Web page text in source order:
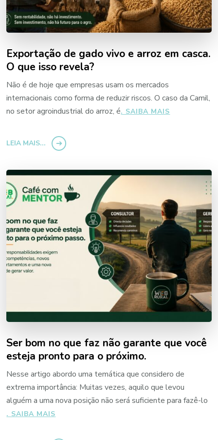
Exportação de gado vivo e arroz em casca.
O que isso revela?
Não é de hoje que empresas usam os mercados
internacionais como forma de reduzir riscos. O caso da Camil,
no setor agroindustrial do arroz, é. SAIBA MAIS
EM
O
QUE
ISSO
REVELA?”
LEIA MAIS...
Ser bom no que faz não garante que você
esteja pronto para o próximo.
Nesse artigo abordo uma temática que considero de
extrema importância: Muitas vezes, aquilo que levou
alguém a uma nova posição não será suficiente para fazê-lo
. SAIBA MAIS